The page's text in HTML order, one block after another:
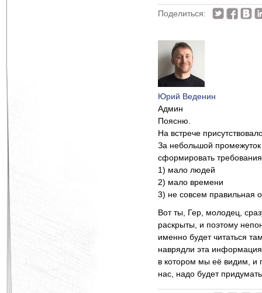
Поделиться:
Юрий Веденин
Админ
Поясню.
На встрече
За небольшой промежуток
сформировать
1) мало людей
2) мало времени
3) не совсем правильная
Вот ты, Гер, молодец,
раскрыты, и поэтому
именно будет читаться
наврядли эта
в котором мы её видим, и
нас, надо будет